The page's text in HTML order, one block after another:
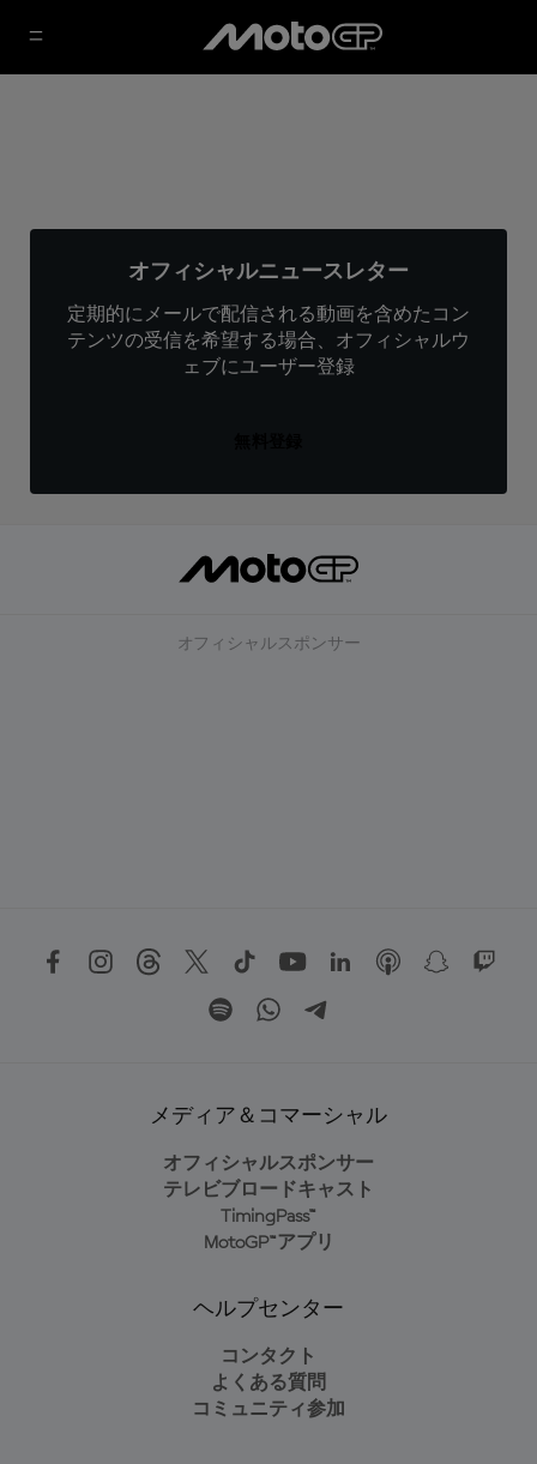
オフィシャルニュースレター
定期的にメールで配信される動画を含めたコン
テンツの受信を希望する場合、オフィシャルウ
ェブにユーザー登録
オフィシャルスポンサー
メディア＆コマーシャル
オフィシャルスポンサー
テレビブロードキャスト
TimingPass™
MotoGP™アプリ
ヘルプセンター
コンタクト
よくある質問
コミュニティ参加